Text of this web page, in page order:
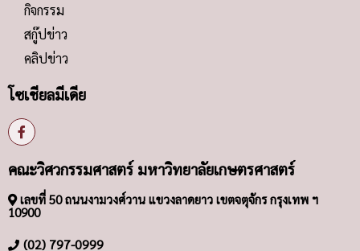
กิจกรรม
สกู๊ปข่าว
คลิปข่าว
โซเชียลมีเดีย
คณะวิศวกรรมศาสตร์ มหาวิทยาลัยเกษตรศาสตร์
เลขที่ 50 ถนนงามวงศ์วาน แขวงลาดยาว เขตจตุจักร กรุงเทพ ฯ
10900
(02) 797-0999